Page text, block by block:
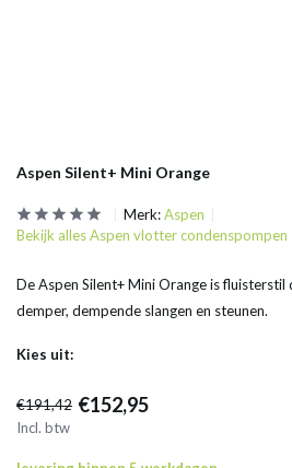
Aspen Silent+ Mini Orange
Merk:Aspen
Bekijk alles Aspen vlotter condenspompen
De Aspen Silent+ Mini Orange is fluisterstil
demper, dempende slangen en steunen.
Kies uit:
€191,42 €152,95
Incl. btw